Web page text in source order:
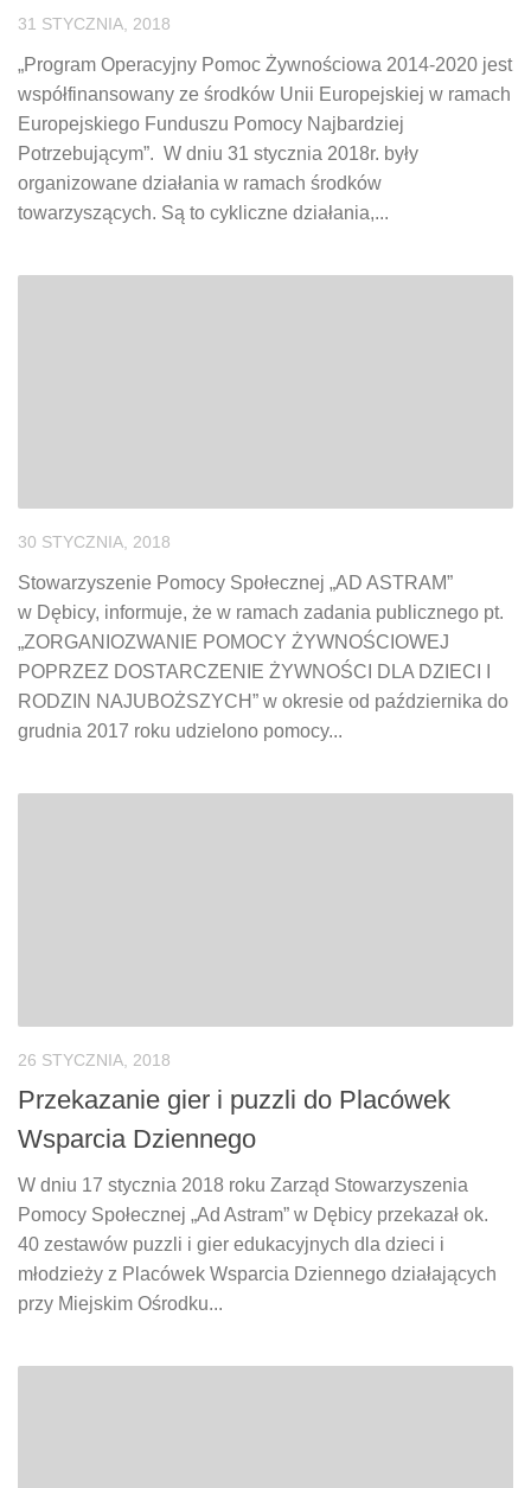
31 STYCZNIA, 2018
„Program Operacyjny Pomoc Żywnościowa 2014-2020 jest
współfinansowany ze środków Unii Europejskiej w ramach
Europejskiego Funduszu Pomocy Najbardziej
Potrzebującym”. W dniu 31 stycznia 2018r. były
organizowane działania w ramach środków
towarzyszących. Są to cykliczne działania,...
30 STYCZNIA, 2018
Stowarzyszenie Pomocy Społecznej „AD ASTRAM”
w Dębicy, informuje, że w ramach zadania publicznego pt.
„ZORGANIOZWANIE POMOCY ŻYWNOŚCIOWEJ
POPRZEZ DOSTARCZENIE ŻYWNOŚCI DLA DZIECI I
RODZIN NAJUBOŻSZYCH” w okresie od października do
grudnia 2017 roku udzielono pomocy...
26 STYCZNIA, 2018
Przekazanie gier i puzzli do Placówek
Wsparcia Dziennego
W dniu 17 stycznia 2018 roku Zarząd Stowarzyszenia
Pomocy Społecznej „Ad Astram” w Dębicy przekazał ok.
40 zestawów puzzli i gier edukacyjnych dla dzieci i
młodzieży z Placówek Wsparcia Dziennego działających
przy Miejskim Ośrodku...